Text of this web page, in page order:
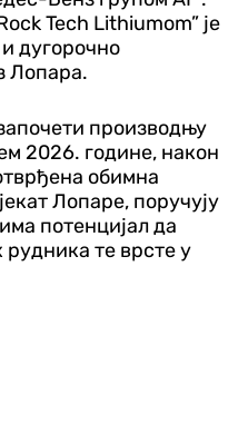
Tech Lithiumom” је
дугорочно
Лопара.
производњу
2026. године, након
обимна
Лопаре, поручују
потенцијал да
рудника те врсте у